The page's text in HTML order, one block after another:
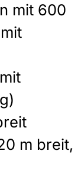
mit 600
m breit,